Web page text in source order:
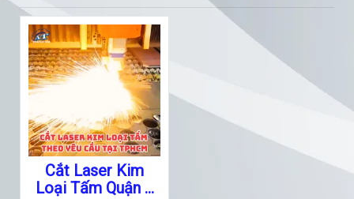
Cắt Laser Kim
Loại Tấm Quận 1